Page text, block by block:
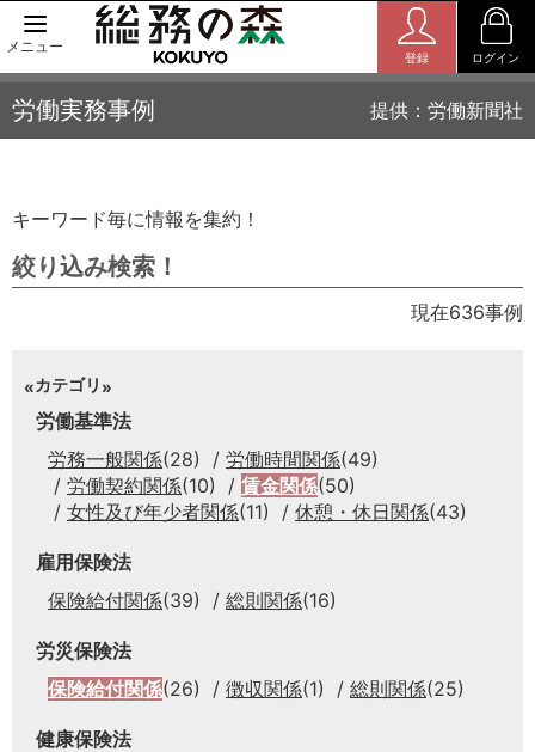
メニュー
登録 ログイン
労働実務事例 提供：労働新聞社
キーワード毎に情報を集約！
絞り込み検索！
現在636事例
カテゴリ
労働基準法
労務一般関係(28) 労働時間関係(49)
労働契約関係(10) 賃金関係(50)
女性及び年少者関係(11) 休憩・休日関係(43)
雇用保険法
保険給付関係(39) 総則関係(16)
労災保険法
保険給付関係(26) 徴収関係(1) 総則関係(25)
健康保険法